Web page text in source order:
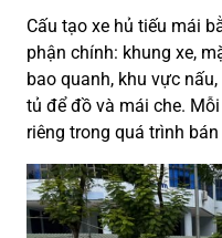
Cấu tạo xe hủ tiếu mái
phận chính: khung xe,
bao quanh, khu vực
tủ để đồ và mái che.
riêng trong quá trình bán